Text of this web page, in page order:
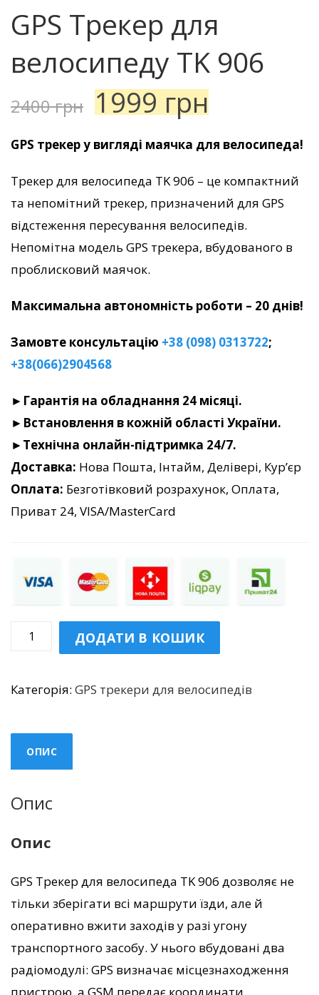
GPS Трекер для
велосипеду TK 906
2400грн 1999грн
GPS трекер у вигляді маячка для велосипеда!
Трекер для велосипеда TK 906 – це компактний
та непомітний трекер, призначений для GPS
відстеження пересування велосипедів.
Непомітна модель GPS трекера, вбудованого в
проблисковий маячок.
Максимальна автономність роботи – 20 днів!
Замовте консультацію +38 (098) 0313722;
+38(066)2904568
► Гарантія на обладнання 24 місяці.
►Встановлення в кожній області України.
►Технічна онлайн-підтримка 24/7.
Доставка: Нова Пошта, Інтайм, Делівері, Кур’єр
Оплата: Безготівковий розрахунок, Оплата,
Приват 24, VISA/MasterCard
GPS
велосипеду
ДОДАТИ В КОШИК
Категорія: GPS трекери для велосипедів
ОПИС
Опис
Опис
GPS Трекер для велосипеда TK 906 дозволяє не
тільки зберігати всі маршрути їзди, але й
оперативно вжити заходів у разі угону
транспортного засобу. У нього вбудовані два
радіомодулі: GPS визначає місцезнаходження